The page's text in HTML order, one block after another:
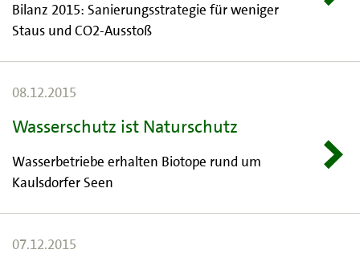
Bilanz 2015: Sanierungsstrategie für weniger
Staus und CO2-Ausstoß
08.12.2015
Wasserschutz ist Naturschutz
Wasserbetriebe erhalten Biotope rund um
Kaulsdorfer Seen
07.12.2015